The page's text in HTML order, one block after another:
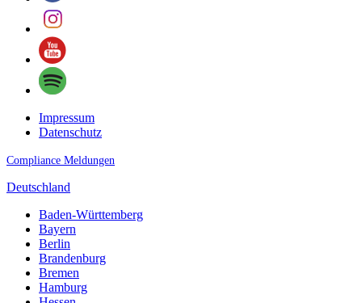
Impressum
Datenschutz
Compliance Meldungen
Deutschland
Baden-Württemberg
Bayern
Berlin
Brandenburg
Bremen
Hamburg